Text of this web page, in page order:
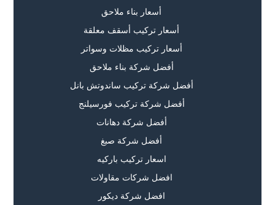
أسعار بناء ملاحق
أسعار تركيب أسقف معلقة
أسعار تركيب مظلات وسواتر
أفضل شركة بناء ملاحق
أفضل شركة تركيب ساندوتش بانل
أفضل شركة تركيب فورسيلنج
أفضل شركة دهانات
أفضل شركة صبغ
اسعار تركيب باركيه
افضل شركات مقاولات
افضل شركة ديكور